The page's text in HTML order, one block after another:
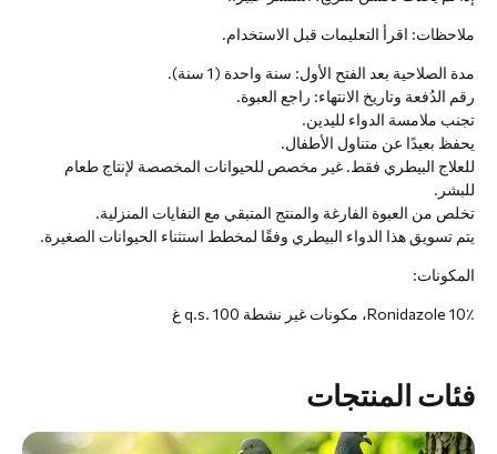
ملاحظات: اقرأ التعليمات قبل الاستخدام.
مدة الصلاحية بعد الفتح الأول: سنة واحدة (1 سنة).
رقم الدُفعة وتاريخ الانتهاء: راجع العبوة.
تجنب ملامسة الدواء لليدين.
يحفظ بعيدًا عن متناول الأطفال.
للعلاج البيطري فقط. غير مخصص للحيوانات المخصصة لإنتاج طعام
للبشر.
تخلص من العبوة الفارغة والمنتج المتبقي مع النفايات المنزلية.
يتم تسويق هذا الدواء البيطري وفقًا لمخطط استثناء الحيوانات الصغيرة.
المكونات:
Ronidazole 10٪، مكونات غير نشطة q.s. 100 غ
فئات المنتجات